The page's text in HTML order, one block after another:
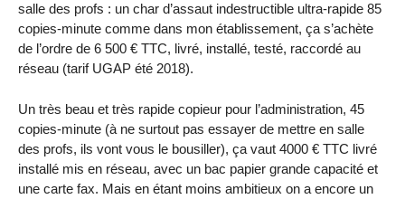
salle des profs : un char d’assaut indestructible ultra-rapide 85
copies-minute comme dans mon établissement, ça s’achète
de l’ordre de 6 500 € TTC, livré, installé, testé, raccordé au
réseau (tarif UGAP été 2018).
Un très beau et très rapide copieur pour l’administration, 45
copies-minute (à ne surtout pas essayer de mettre en salle
des profs, ils vont vous le bousiller), ça vaut 4000 € TTC livré
installé mis en réseau, avec un bac papier grande capacité et
une carte fax. Mais en étant moins ambitieux on a encore un